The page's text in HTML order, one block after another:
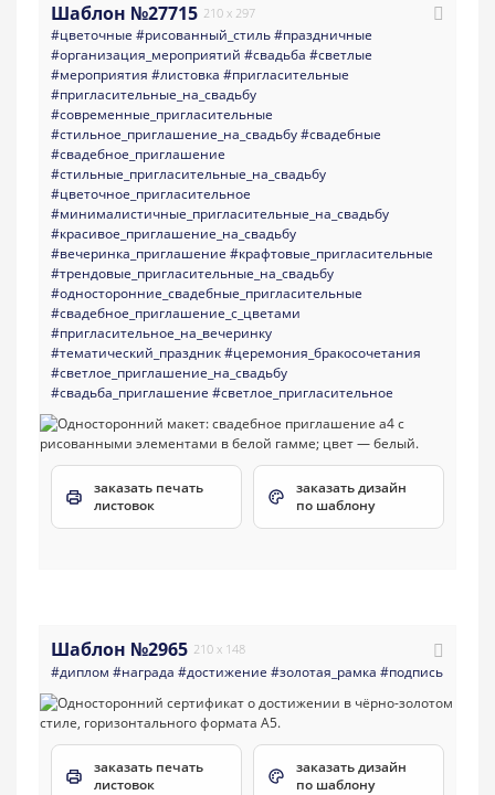
Шаблон №27715 210 x 297
#цветочные #рисованный_стиль#праздничные
#организация_мероприятий #свадьба #светлые
#мероприятия #листовка #пригласительные
#пригласительные_на_свадьбу
#современные_пригласительные
#стильное_приглашение_на_свадьбу#свадебные
#свадебное_приглашение
#стильные_пригласительные_на_свадьбу
#цветочное_пригласительное
#минималистичные_пригласительные_на_свадьбу
#красивое_приглашение_на_свадьбу
#вечеринка_приглашение #крафтовые_пригласительные
#трендовые_пригласительные_на_свадьбу
#односторонние_свадебные_пригласительные
#свадебное_приглашение_с_цветами
#пригласительное_на_вечеринку
#тематический_праздник#церемония_бракосочетания
#светлое_приглашение_на_свадьбу
#свадьба_приглашение #светлое_пригласительное
заказать печать
листовок
заказать дизайн
по шаблону
Шаблон №2965 210 x 148
#диплом #награда #достижение #золотая_рамка #подпись
заказать печать
листовок
заказать дизайн
по шаблону